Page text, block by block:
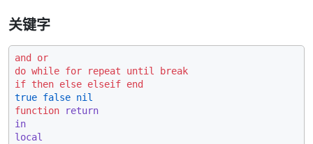
关键字
and
or
do while for repeat until
break
if then else elseif end
true false nil
function
return
in
local